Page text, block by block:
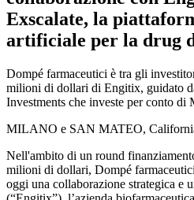
Exscalate, la
artificiale per la drug
Dompé farmaceutici è tra gli
milioni di dollari di Engitix, guidato
Investments che investe per conto
MILANO e SAN MATEO,
Nell'ambito di un round
milioni di dollari, Dompé
oggi una collaborazione strategica e